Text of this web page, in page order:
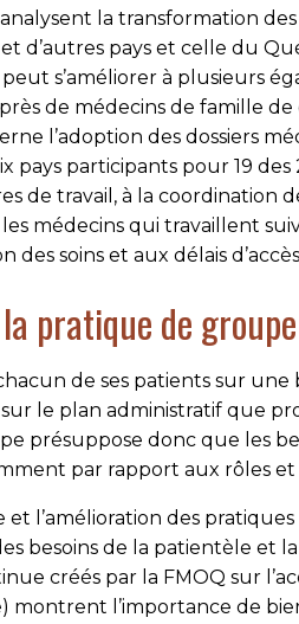
la transformation
d’au­tres pays et celle du
s’améliorer à plusieurs
de médecins de famille
l’adoption des dossiers
pays participants pour 19
de travail, à la coordination
les médecins qui travaillent
soins et aux délais
pratique de groupe
de ses patients sur
le plan administratif que
présuppose donc que les
par rapport aux rôles
l’améliora­tion des
besoins de la patientèle
créés par la FMOQ sur
l’importance de